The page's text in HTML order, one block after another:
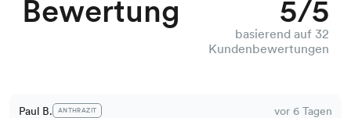
Bewertung 5/5
basierend auf 32
Kundenbewertungen
Paul B. ANTHRAZIT vor 6 Tagen